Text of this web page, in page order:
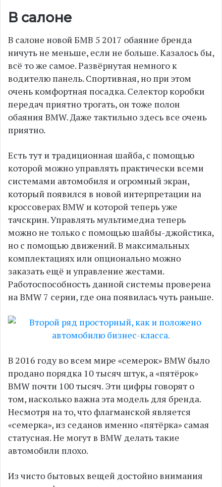
В салоне
В салоне новой БМВ 5 2017 обаяние бренда
ничуть не меньше, если не больше. Казалось бы,
всё то же самое. Развёрнутая немного к
водителю панель. Спортивная, но при этом
очень комфортная посадка. Селектор коробки
передач приятно трогать, он тоже полон
обаяния BMW. Даже тактильно здесь все очень
приятно.
Есть тут и традиционная шайба, с помощью
которой можно управлять практически всеми
системами автомобиля и огромный экран,
который появился в новой интерпретации на
кроссоверах BMW и которой теперь уже
тачскрин. Управлять мультимедиа теперь
можно не только с помощью шайбы-джойстика,
но с помощью движений. В максимальных
комплектациях или опционально можно
заказать ещё и управление жестами.
Работоспособность данной системы проверена
на BMW 7 серии, где она появилась чуть раньше.
В 2016 году во всем мире «семерок» BMW было
продано порядка 10 тысяч штук, а «пятёрок»
BMW почти 100 тысяч. Эти цифры говорят о
том, насколько важна эта модель для бренда.
Несмотря на то, что флагманской является
«семерка», из седанов именно «пятёрка» самая
статусная. Не могут в BMW делать такие
автомобили плохо.
Из чисто бытовых вещей достойно внимания